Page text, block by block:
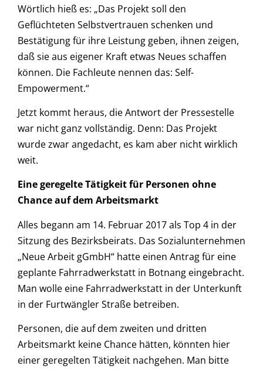
Wörtlich hieß es: „Das Projekt soll den
Geflüchteten Selbstvertrauen schenken und
Bestätigung für ihre Leistung geben, ihnen zeigen,
daß sie aus eigener Kraft etwas Neues schaffen
können. Die Fachleute nennen das: Self-
Empowerment.“
Jetzt kommt heraus, die Antwort der Pressestelle
war nicht ganz vollständig. Denn: Das Projekt
wurde zwar angedacht, es kam aber nicht wirklich
weit.
Eine geregelte Tätigkeit für Personen ohne
Chance auf dem Arbeitsmarkt
Alles begann am 14. Februar 2017 als Top 4 in der
Sitzung des Bezirksbeirats. Das Sozialunternehmen
„Neue Arbeit gGmbH“ hatte einen Antrag für eine
geplante Fahrradwerkstatt in Botnang eingebracht.
Man wolle eine Fahrradwerkstatt in der Unterkunft
in der Furtwängler Straße betreiben.
Personen, die auf dem zweiten und dritten
Arbeitsmarkt keine Chance hätten, könnten hier
einer geregelten Tätigkeit nachgehen. Man bitte